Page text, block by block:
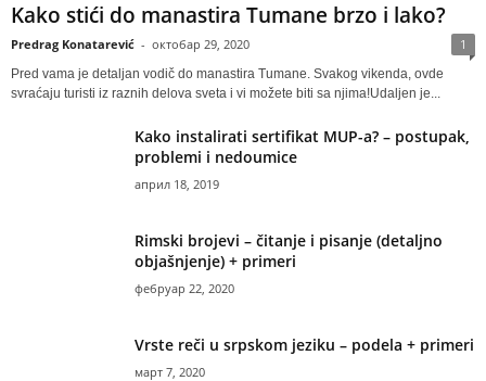
Kako stići do manastira Tumane brzo i lako?
Predrag Konatarević - октобар 29, 2020 1
Pred vama je detaljan vodič do manastira Tumane. Svakog vikenda, ovde
svraćaju turisti iz raznih delova sveta i vi možete biti sa njima!Udaljen je...
Kako instalirati sertifikat MUP-a? – postupak,
problemi i nedoumice
април 18, 2019
Rimski brojevi – čitanje i pisanje (detaljno
objašnjenje) + primeri
фебруар 22, 2020
Vrste reči u srpskom jeziku – podela + primeri
март 7, 2020